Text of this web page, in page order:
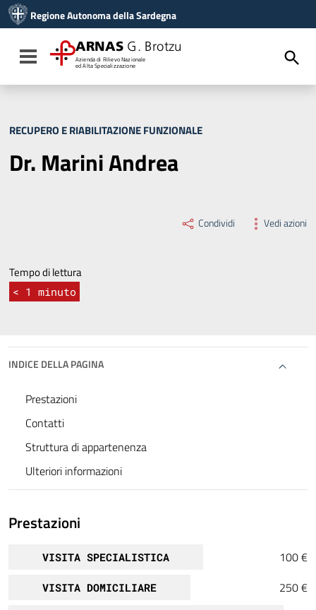
Vai al menu di navigazione
Vai al footer
Regione Autonoma della Sardegna
Toggle navigation
ARNAS G. Brotzu
Azienda di Rilievo Nazionale
ed Alta Specializzazione
RECUPERO E RIABILITAZIONE FUNZIONALE
Dr. Marini Andrea
Condividi Vedi azioni
Tempo di lettura
< 1 minuto
INDICE DELLA PAGINA
Prestazioni
Contatti
Struttura di appartenenza
Ulteriori informazioni
Prestazioni
VISITA SPECIALISTICA 100 €
VISITA DOMICILIARE 250 €